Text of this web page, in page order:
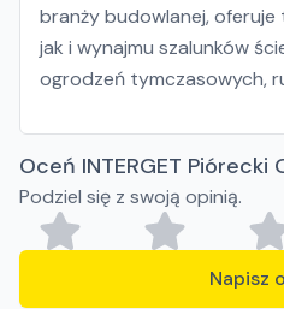
branży budowlanej, oferuje
jak i wynajmu szalunków
ogrodzeń tymczasowych,
Oceń INTERGET Piórecki
Podziel się z swoją opinią.
Napisz